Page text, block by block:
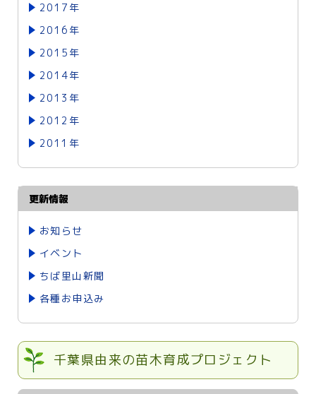
2017年
2016年
2015年
2014年
2013年
2012年
2011年
更新情報
お知らせ
イベント
ちば里山新聞
各種お申込み
千葉県由来の苗木育成プロジェクト